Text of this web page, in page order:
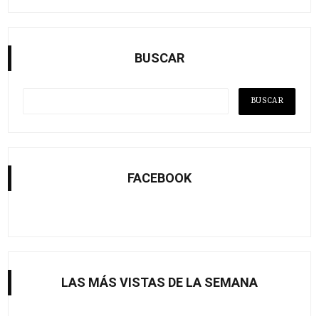
BUSCAR
FACEBOOK
LAS MÁS VISTAS DE LA SEMANA